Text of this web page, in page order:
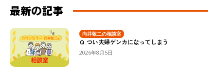
最新の記事
向井敬二の相談室
Ｑ.つい夫婦ゲンカになってしまう
2026年8月5日